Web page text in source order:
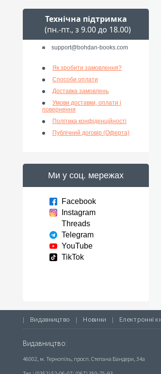
Технічна підтримка
(пн.-пт., з 9.00 до 18.00)
support@bohdan-books.com
Як зробити замовлення?
Способи оплати
Доставка замовлень
Умови доставки, оплати і
повернення
Політика конфіденційності
Публічний договір (Оферта)
Ми у соц. мережах
Facebook
Instagram
Threads
Telegram
YouTube
TikTok
| Видавництво | Новини | Електронні
Видавництво:
46002, м. Тернопіль, просп. Степана Бандери, 34а